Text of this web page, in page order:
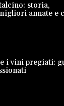
storia,
annate e
i vini pregiati: